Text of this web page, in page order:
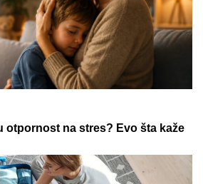
U SRBIJI:
Do 38
temperature!
"BEOGRADSKI
Evo kako je upadao u
tužilaštvo otkrilo šemu:
KOJA JE OBIŠLA SVET: Šta
(VIDEO)